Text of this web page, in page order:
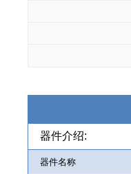
器件介绍:
器件名称